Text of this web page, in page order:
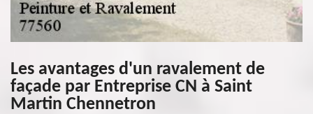
Les avantages d'un ravalement de
façade par Entreprise CN à Saint
Martin Chennetron